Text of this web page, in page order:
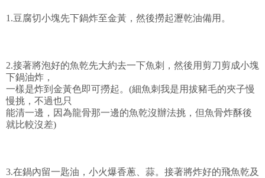
1.豆腐切小塊先下鍋炸至金黃，然後撈起瀝乾油備用。
2.接著將泡好的魚乾先大約去一下魚刺，然後用剪刀剪成小塊
下鍋油炸，
一樣是炸到金黃色即可撈起。(細魚刺我是用拔豬毛的夾子慢
慢挑，不過也只
能清一邊，因為龍骨那一邊的魚乾沒辦法挑，但魚骨炸酥後
就比較沒差)
3.在鍋內留一匙油，小火爆香蔥、蒜。接著將炸好的飛魚乾及